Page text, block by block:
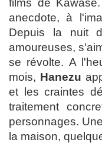
films de
anecdote, à
Depuis la nuit
amoureuses,
se révolte. A
mois, Hanezu
et les craintes
traitement
personnages.
la maison,